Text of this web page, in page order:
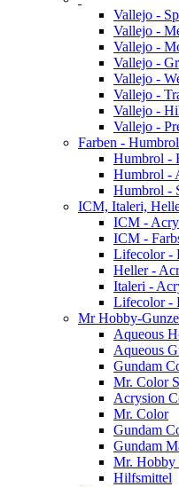
Vallejo -
Vallejo -
Vallejo -
Vallejo -
Vallejo -
Vallejo -
Vallejo -
Vallejo -
Farben - Humbrol
Humbrol -
Humbrol -
Humbrol -
ICM, Italeri,
ICM -
ICM -
Lifecolor -
Heller -
Italeri -
Lifecolor -
Mr Hobby-Gunze
Aqueous
Aqueous
Gundam
Mr. Color
Acrysion
Mr. Color
Gundam
Gundam
Mr. Hobby
Hilfsmittel